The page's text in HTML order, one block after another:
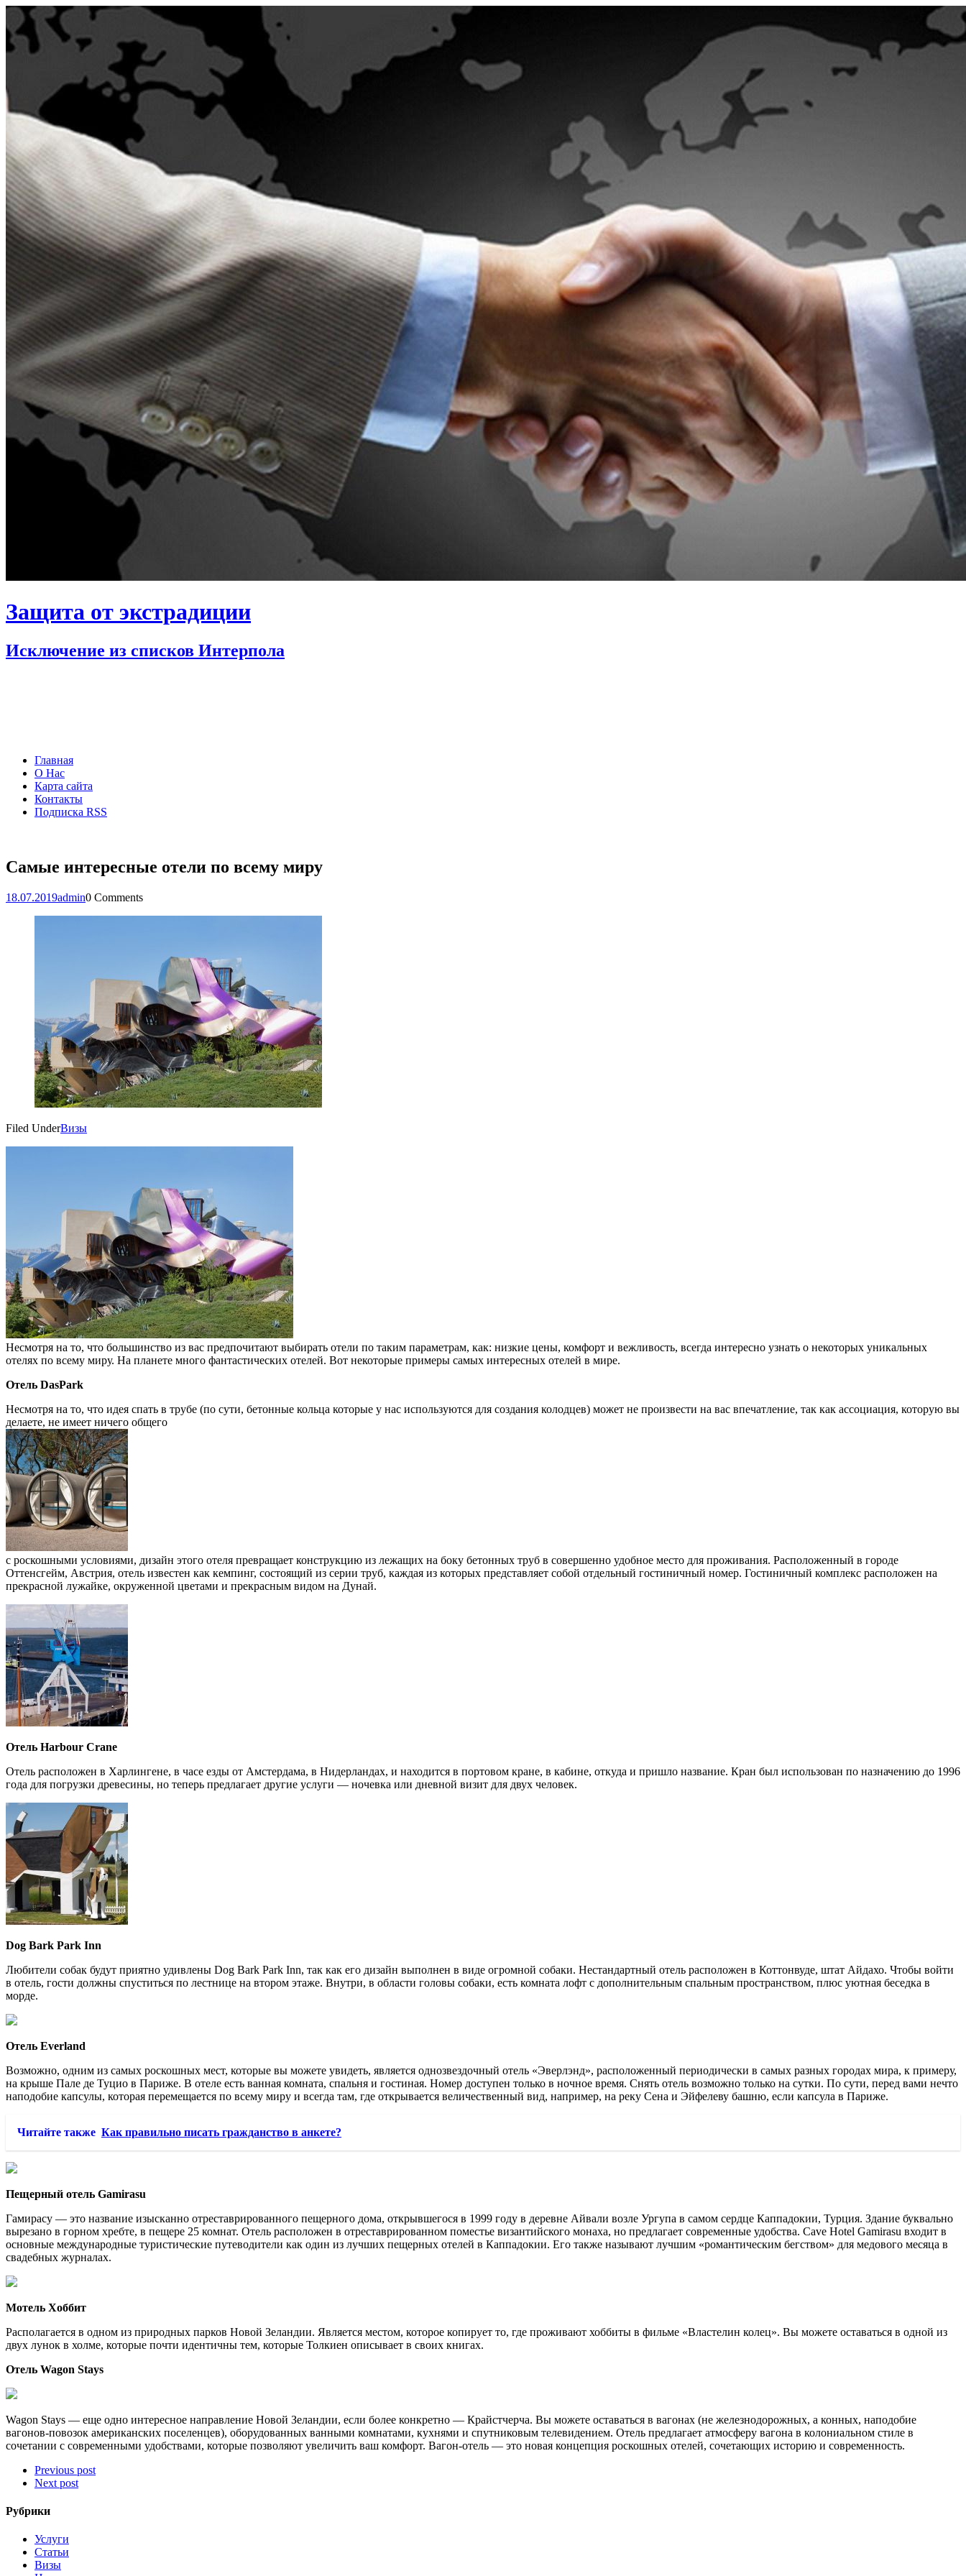
Защита от экстрадиции
Исключение из списков Интерпола
Главная
О Нас
Карта сайта
Контакты
Подписка RSS
Самые интересные отели по всему миру
18.07.2019admin0 Comments
Filed UnderВизы
Несмотря на то, что большинство из вас предпочитают выбирать отели по таким параметрам, как: низкие цены, комфорт и вежливость, всегда интересно узнать о некоторых уникальных
отелях по всему миру. На планете много фантастических отелей. Вот некоторые примеры самых интересных отелей в мире.
Отель DasPark
Несмотря на то, что идея спать в трубе (по сути, бетонные кольца которые у нас используются для создания колодцев) может не произвести на вас впечатление, так как ассоциация, которую вы
делаете, не имеет ничего общего
с роскошными условиями, дизайн этого отеля превращает конструкцию из лежащих на боку бетонных труб в совершенно удобное место для проживания. Расположенный в городе
Оттенсгейм, Австрия, отель известен как кемпинг, состоящий из серии труб, каждая из которых представляет собой отдельный гостиничный номер. Гостиничный комплекс расположен на
прекрасной лужайке, окруженной цветами и прекрасным видом на Дунай.
Отель Harbour Crane
Отель расположен в Харлингене, в часе езды от Амстердама, в Нидерландах, и находится в портовом кране, в кабине, откуда и пришло название. Кран был использован по назначению до 1996
года для погрузки древесины, но теперь предлагает другие услуги — ночевка или дневной визит для двух человек.
Dog Bark Park Inn
Любители собак будут приятно удивлены Dog Bark Park Inn, так как его дизайн выполнен в виде огромной собаки. Нестандартный отель расположен в Коттонвуде, штат Айдахо. Чтобы войти
в отель, гости должны спуститься по лестнице на втором этаже. Внутри, в области головы собаки, есть комната лофт с дополнительным спальным пространством, плюс уютная беседка в
морде.
Отель Everland
Возможно, одним из самых роскошных мест, которые вы можете увидеть, является однозвездочный отель «Эверлэнд», расположенный периодически в самых разных городах мира, к примеру,
на крыше Пале де Туцио в Париже. В отеле есть ванная комната, спальня и гостиная. Номер доступен только в ночное время. Снять отель возможно только на сутки. По сути, перед вами нечто
наподобие капсулы, которая перемещается по всему миру и всегда там, где открывается величественный вид, например, на реку Сена и Эйфелеву башню, если капсула в Париже.
Читайте также Как правильно писать гражданство в анкете?
Пещерный отель Gamirasu
Гамирасу — это название изысканно отреставрированного пещерного дома, открывшегося в 1999 году в деревне Айвали возле Ургупа в самом сердце Каппадокии, Турция. Здание буквально
вырезано в горном хребте, в пещере 25 комнат. Отель расположен в отреставрированном поместье византийского монаха, но предлагает современные удобства. Cave Hotel Gamirasu входит в
основные международные туристические путеводители как один из лучших пещерных отелей в Каппадокии. Его также называют лучшим «романтическим бегством» для медового месяца в
свадебных журналах.
Мотель Хоббит
Располагается в одном из природных парков Новой Зеландии. Является местом, которое копирует то, где проживают хоббиты в фильме «Властелин колец». Вы можете оставаться в одной из
двух лунок в холме, которые почти идентичны тем, которые Толкиен описывает в своих книгах.
Отель Wagon Stays
Wagon Stays — еще одно интересное направление Новой Зеландии, если более конкретно — Крайстчерча. Вы можете оставаться в вагонах (не железнодорожных, а конных, наподобие
вагонов-повозок американских поселенцев), оборудованных ванными комнатами, кухнями и спутниковым телевидением. Отель предлагает атмосферу вагона в колониальном стиле в
сочетании с современными удобствами, которые позволяют увеличить ваш комфорт. Вагон-отель — это новая концепция роскошных отелей, сочетающих историю и современность.
Previous post
Next post
Рубрики
Услуги
Статьи
Визы